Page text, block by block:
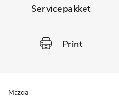
Servicepakket
Print
Mazda